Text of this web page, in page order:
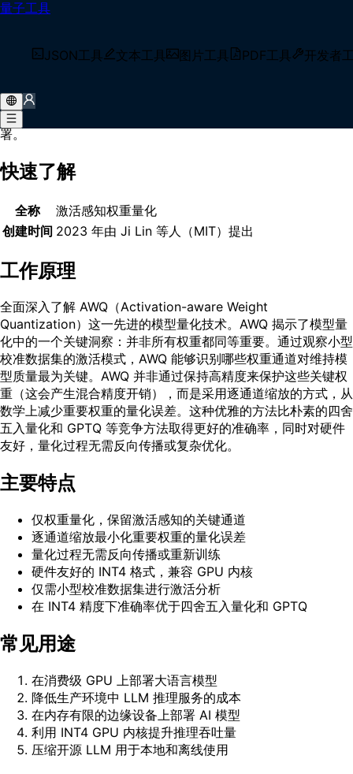
量子工具
JSON工具 文本工具 图片工具 PDF工具 开发者
首页/术语库
什么是 AWQ？
激活分布而非仅依赖权重大小来识别和保留关键权重，在 INT4
精度下实现业界领先的准确率，同时支持大语言模型的高效部
署。
快速了解
全称
激活感知权重量化
创建时间 2023 年由 Ji Lin 等人（MIT）提出
工作原理
全面深入了解 AWQ（Activation-aware Weight
Quantization）这一先进的模型量化技术。AWQ 揭示了模型量
化中的一个关键洞察：并非所有权重都同等重要。通过观察小型
校准数据集的激活模式，AWQ 能够识别哪些权重通道对维持模
型质量最为关键。AWQ 并非通过保持高精度来保护这些关键权
重（这会产生混合精度开销），而是采用逐通道缩放的方式，从
数学上减少重要权重的量化误差。这种优雅的方法比朴素的四舍
五入量化和 GPTQ 等竞争方法取得更好的准确率，同时对硬件
友好，量化过程无需反向传播或复杂优化。
主要特点
仅权重量化，保留激活感知的关键通道
逐通道缩放最小化重要权重的量化误差
量化过程无需反向传播或重新训练
硬件友好的 INT4 格式，兼容 GPU 内核
仅需小型校准数据集进行激活分析
在 INT4 精度下准确率优于四舍五入量化和 GPTQ
常见用途
在消费级 GPU 上部署大语言模型
降低生产环境中 LLM 推理服务的成本
在内存有限的边缘设备上部署 AI 模型
利用 INT4 GPU 内核提升推理吞吐量
压缩开源 LLM 用于本地和离线使用